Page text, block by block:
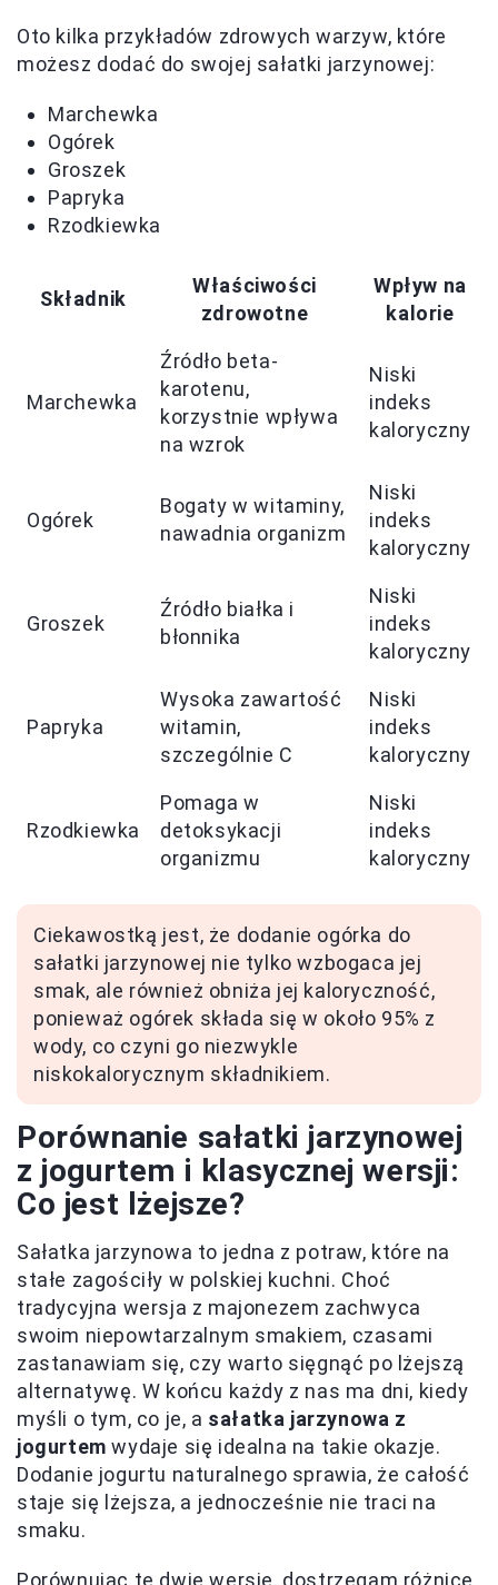
Oto kilka przykładów zdrowych warzyw, które
możesz dodać do swojej sałatki jarzynowej:
Marchewka
Ogórek
Groszek
Papryka
Rzodkiewka
Składnik
Właściwości
zdrowotne
Wpływ na
kalorie
Marchewka
Źródło beta-
karotenu,
korzystnie wpływa
na wzrok
Niski
indeks
kaloryczny
Ogórek
Bogaty w witaminy,
nawadnia organizm
Niski
indeks
kaloryczny
Groszek
Źródło białka i
błonnika
Niski
indeks
kaloryczny
Papryka
Wysoka zawartość
witamin,
szczególnie C
Niski
indeks
kaloryczny
Rzodkiewka
Pomaga w
detoksykacji
organizmu
Niski
indeks
kaloryczny
Ciekawostką jest, że dodanie ogórka do
sałatki jarzynowej nie tylko wzbogaca jej
smak, ale również obniża jej kaloryczność,
ponieważ ogórek składa się w około 95% z
wody, co czyni go niezwykle
niskokalorycznym składnikiem.
Porównanie sałatki jarzynowej
z jogurtem i klasycznej wersji:
Co jest lżejsze?
Sałatka jarzynowa to jedna z potraw, które na
stałe zagościły w polskiej kuchni. Choć
tradycyjna wersja z majonezem zachwyca
swoim niepowtarzalnym smakiem, czasami
zastanawiam się, czy warto sięgnąć po lżejszą
alternatywę. W końcu każdy z nas ma dni, kiedy
myśli o tym, co je, a sałatka jarzynowa z
jogurtem wydaje się idealna na takie okazje.
Dodanie jogurtu naturalnego sprawia, że całość
staje się lżejsza, a jednocześnie nie traci na
smaku.
Porównując te dwie wersje, dostrzegam różnice